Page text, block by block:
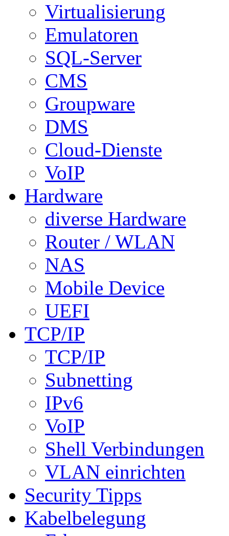
Virtualisierung
Emulatoren
SQL-Server
CMS
Groupware
DMS
Cloud-Dienste
VoIP
Hardware
diverse Hardware
Router / WLAN
NAS
Mobile Device
UEFI
TCP/IP
TCP/IP
Subnetting
IPv6
VoIP
Shell Verbindungen
VLAN einrichten
Security Tipps
Kabelbelegung